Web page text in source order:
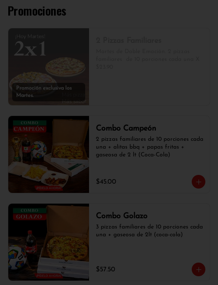
Promociones
Promoción exclusiva los
Martes.
Combo Campeón
2 pizzas familiares de 10 porciones cada
una + alitas bbq + papas fritas +
gaseosa de 2 lt (Coca-Cola)
$45.00
Combo Golazo
3 pizzas familiares de 10 porciones cada
una + gaseosa de 2lt (coca-cola)
$57.50